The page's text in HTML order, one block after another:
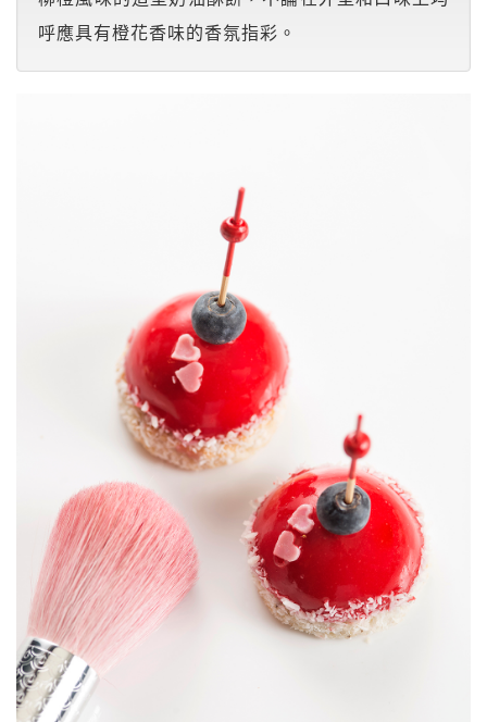
呼應具有橙花香味的香氛指彩。